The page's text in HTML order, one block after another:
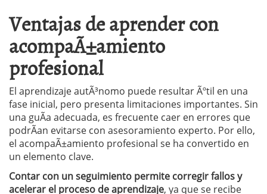
Ventajas de aprender con
acompaÃ±amiento
profesional
El aprendizaje autÃ³nomo puede resultar Ãºtil en una
fase inicial, pero presenta limitaciones importantes. Sin
una guÃ­a adecuada, es frecuente caer en errores que
podrÃ­an evitarse con asesoramiento experto. Por ello,
el acompaÃ±amiento profesional se ha convertido en
un elemento clave.
Contar con un seguimiento permite corregir fallos y
acelerar el proceso de aprendizaje, ya que se recibe